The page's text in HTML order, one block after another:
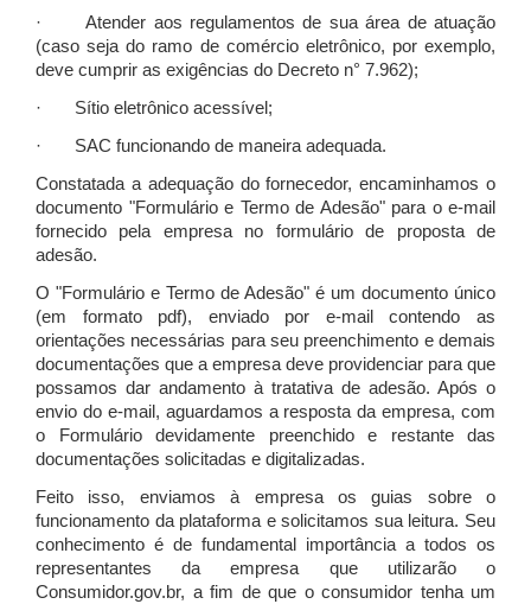
· Atender aos regulamentos de sua área de atuação
(caso seja do ramo de comércio eletrônico, por exemplo,
deve cumprir as exigências do Decreto n° 7.962);
· Sítio eletrônico acessível;
· SAC funcionando de maneira adequada.
Constatada a adequação do fornecedor, encaminhamos o
documento "Formulário e Termo de Adesão" para o e-mail
fornecido pela empresa no formulário de proposta de
adesão.
O "Formulário e Termo de Adesão" é um documento único
(em formato pdf), enviado por e-mail contendo as
orientações necessárias para seu preenchimento e demais
documentações que a empresa deve providenciar para que
possamos dar andamento à tratativa de adesão. Após o
envio do e-mail, aguardamos a resposta da empresa, com
o Formulário devidamente preenchido e restante das
documentações solicitadas e digitalizadas.
Feito isso, enviamos à empresa os guias sobre o
funcionamento da plataforma e solicitamos sua leitura. Seu
conhecimento é de fundamental importância a todos os
representantes da empresa que utilizarão o
Consumidor.gov.br, a fim de que o consumidor tenha um